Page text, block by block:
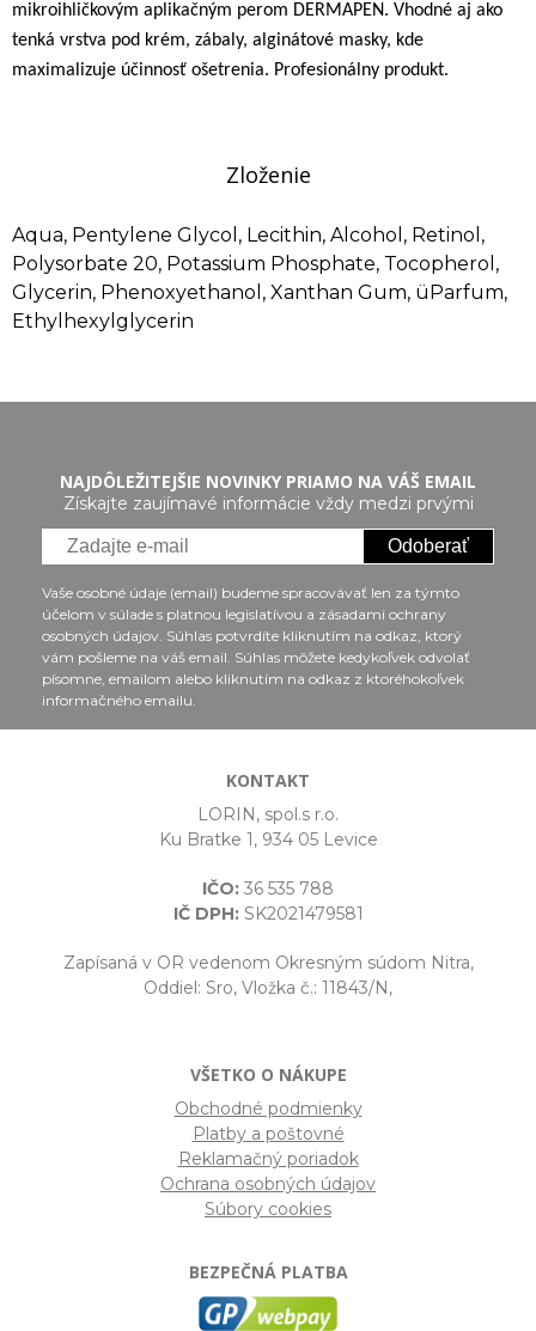
mikroihličkovým aplikačným perom DERMAPEN. Vhodné aj ako
tenká vrstva pod krém, zábaly, alginátové masky, kde
maximalizuje účinnosť ošetrenia. Profesionálny produkt.
Zloženie
Aqua, Pentylene Glycol, Lecithin, Alcohol, Retinol,
Polysorbate 20, Potassium Phosphate, Tocopherol,
Glycerin, Phenoxyethanol, Xanthan Gum, üParfum,
Ethylhexylglycerin
NAJDÔLEŽITEJŠIE NOVINKY PRIAMO NA VÁŠ EMAIL
Získajte zaujímavé informácie vždy medzi prvými
Odoberať
Vaše osobné údaje (email) budeme spracovávať len za týmto
účelom v súlade s platnou legislatívou a zásadami ochrany
osobných údajov. Súhlas potvrdíte kliknutím na odkaz, ktorý
vám pošleme na váš email. Súhlas môžete kedykoľvek odvolať
písomne, emailom alebo kliknutím na odkaz z ktoréhokoľvek
informačného emailu.
KONTAKT
LORIN, spol.s r.o.
Ku Bratke 1, 934 05 Levice
IČO: 36 535 788
IČ DPH:SK2021479581
Zapísaná v OR vedenom Okresným súdom Nitra,
Oddiel: Sro, Vložka č.: 11843/N,
VŠETKO O NÁKUPE
Obchodné podmienky
Platby a poštovné
Reklamačný poriadok
Ochrana osobných údajov
Súbory cookies
BEZPEČNÁ PLATBA